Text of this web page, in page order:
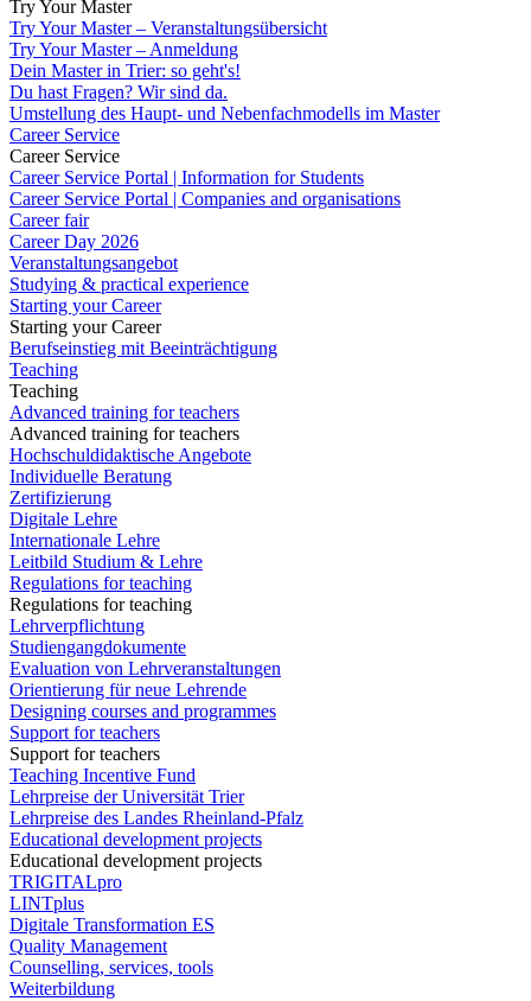
Try Your Master
Try Your Master – Veranstaltungsübersicht
Try Your Master – Anmeldung
Dein Master in Trier: so geht's!
Du hast Fragen? Wir sind da.
Umstellung des Haupt- und Nebenfachmodells im Master
Career Service
Career Service
Career Service Portal | Information for Students
Career Service Portal | Companies and organisations
Career fair
Career Day 2026
Veranstaltungsangebot
Studying & practical experience
Starting your Career
Starting your Career
Berufseinstieg mit Beeinträchtigung
Teaching
Teaching
Advanced training for teachers
Advanced training for teachers
Hochschuldidaktische Angebote
Individuelle Beratung
Zertifizierung
Digitale Lehre
Internationale Lehre
Leitbild Studium & Lehre
Regulations for teaching
Regulations for teaching
Lehrverpflichtung
Studiengangdokumente
Evaluation von Lehrveranstaltungen
Orientierung für neue Lehrende
Designing courses and programmes
Support for teachers
Support for teachers
Teaching Incentive Fund
Lehrpreise der Universität Trier
Lehrpreise des Landes Rheinland-Pfalz
Educational development projects
Educational development projects
TRIGITALpro
LINTplus
Digitale Transformation ES
Quality Management
Counselling, services, tools
Weiterbildung